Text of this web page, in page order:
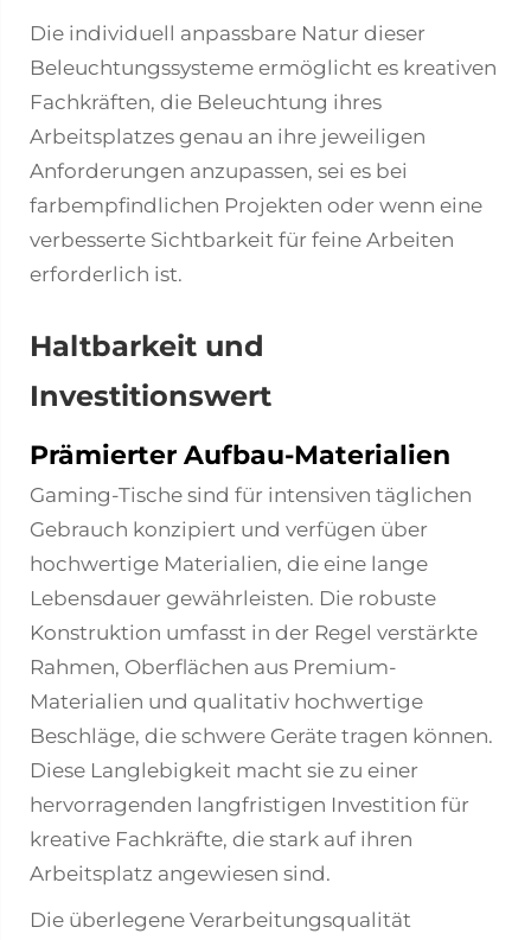
Die individuell anpassbare Natur dieser
Beleuchtungssysteme ermöglicht es kreativen
Fachkräften, die Beleuchtung ihres
Arbeitsplatzes genau an ihre jeweiligen
Anforderungen anzupassen, sei es bei
farbempfindlichen Projekten oder wenn eine
verbesserte Sichtbarkeit für feine Arbeiten
erforderlich ist.
Haltbarkeit und
Investitionswert
Prämierter Aufbau-Materialien
Gaming-Tische sind für intensiven täglichen
Gebrauch konzipiert und verfügen über
hochwertige Materialien, die eine lange
Lebensdauer gewährleisten. Die robuste
Konstruktion umfasst in der Regel verstärkte
Rahmen, Oberflächen aus Premium-
Materialien und qualitativ hochwertige
Beschläge, die schwere Geräte tragen können.
Diese Langlebigkeit macht sie zu einer
hervorragenden langfristigen Investition für
kreative Fachkräfte, die stark auf ihren
Arbeitsplatz angewiesen sind.
Die überlegene Verarbeitungsqualität